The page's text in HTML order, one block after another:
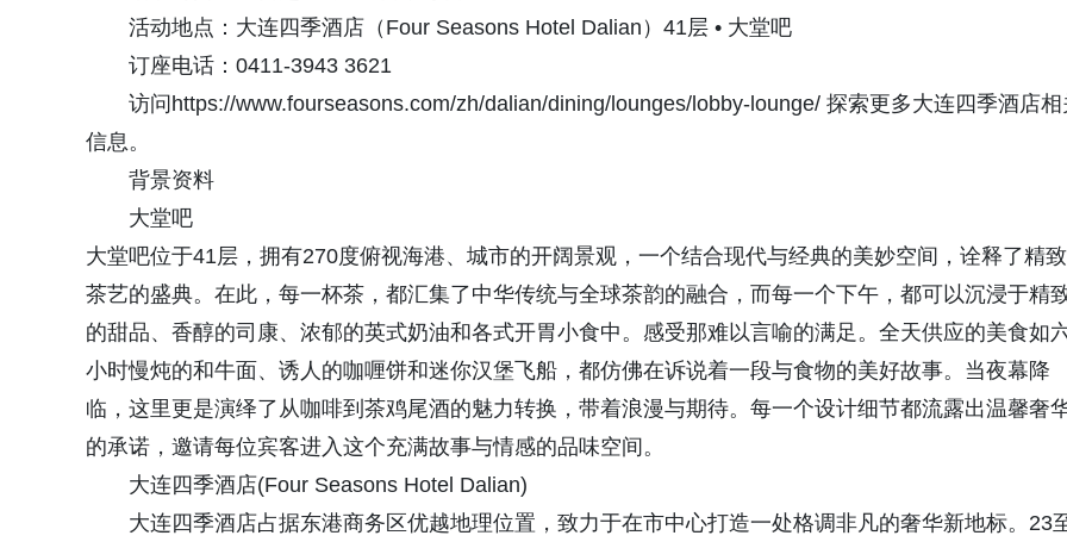
活动地点：大连四季酒店（Four Seasons Hotel Dalian）41层 • 大堂吧
订座电话：0411-3943 3621
访问https://www.fourseasons.com/zh/dalian/dining/lounges/lobby-lounge/ 探索更多大连四季酒店相
信息。
背景资料
大堂吧
大堂吧位于41层，拥有270度俯视海港、城市的开阔景观，一个结合现代与经典的美妙空间，诠释了精致
茶艺的盛典。在此，每一杯茶，都汇集了中华传统与全球茶韵的融合，而每一个下午，都可以沉浸于精
的甜品、香醇的司康、浓郁的英式奶油和各式开胃小食中。感受那难以言喻的满足。全天供应的美食如
小时慢炖的和牛面、诱人的咖喱饼和迷你汉堡飞船，都仿佛在诉说着一段与食物的美好故事。当夜幕降
临，这里更是演绎了从咖啡到茶鸡尾酒的魅力转换，带着浪漫与期待。每一个设计细节都流露出温馨奢
的承诺，邀请每位宾客进入这个充满故事与情感的品味空间。
大连四季酒店(Four Seasons Hotel Dalian)
大连四季酒店占据东港商务区优越地理位置，致力于在市中心打造一处格调非凡的奢华新地标。23